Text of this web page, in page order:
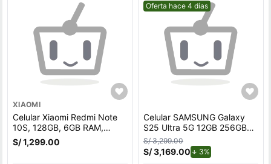
XIAOMI
Celular Xiaomi Redmi Note
10S, 128GB, 6GB RAM,
cámara trasera 64MP y
frontal 13MP, 6.43"", blanco
S/ 1,299.00
Mejor precio.
Oferta hace 4 días
Celular SAMSUNG Galaxy
S25 Ultra 5G 12GB 256GB
Negro
S/ 3,299.00
S/ 3,169.00 3%de descuento.